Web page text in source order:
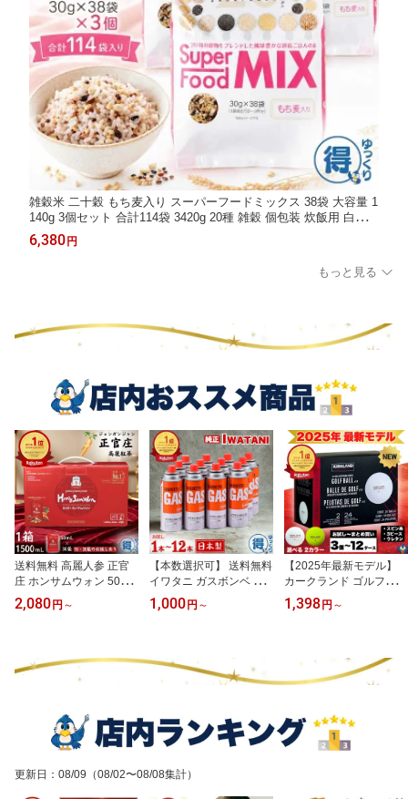
雑穀米 二十穀 もち麦入り スーパーフードミックス 38袋 大容量 1
140g 3個セット 合計114袋 3420g 20種 雑穀 個包装 炊飯用 白米に
混ぜるだけ 水洗い不要 もちもち お弁当 おにぎり 発芽玄米 コス
トコ まとめ買い 送料無料 【ゆっくりお得便】
6,380円
もっと見る
送料無料 高麗人参 正官
庄 ホンサムウォン 50mL
x 30袋 1500mL お試し1
0〜20袋 パウチタイプ ジ
フェイン 女性 美容 健康
高麗人参エキス 栄養ドリ
2,080 円 ～
【本数選択可】 送料無料
イワタニ ガスボンベ カ
セットガス 12本 お試し
1〜2本 CB-250-OR 日本
ンロ 鍋 アウトドア キャ
ンプ 登山 【ゆっくりお
1,000 円 ～
【2025年最新モデル】
カークランド ゴルフボー
ル V3 パフォーマンスプ
ラス 2ダース 24ボール
バー 高性能 スピン コン
トロール ホワイト イエ
1,398 円 ～
更新日 ： 08/09 （08/02〜08/08集計）